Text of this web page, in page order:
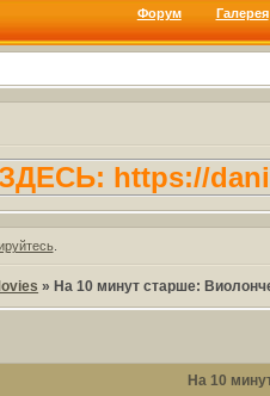
Форум Галерея
https://
.
»На 10 минут старше:
На 10